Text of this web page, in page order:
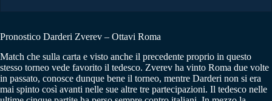
Pronostico Darderi Zverev – Ottavi Roma
Match che sulla carta e visto anche il precedente proprio in questo
stesso torneo vede favorito il tedesco. Zverev ha vinto Roma due volte
in passato, conosce dunque bene il torneo, mentre Darderi non si era
mai spinto così avanti nelle sue altre tre partecipazioni. Il tedesco nelle